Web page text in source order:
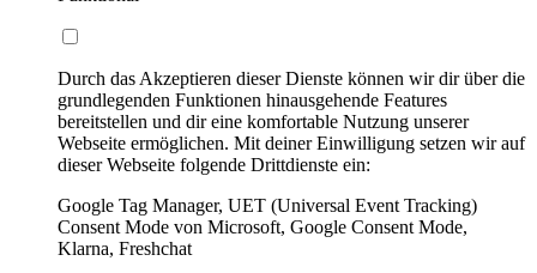
Durch das Akzeptieren dieser Dienste können wir dir über die
grundlegenden Funktionen hinausgehende Features
bereitstellen und dir eine komfortable Nutzung unserer
Webseite ermöglichen. Mit deiner Einwilligung setzen wir auf
dieser Webseite folgende Drittdienste ein:
Google Tag Manager, UET (Universal Event Tracking)
Consent Mode von Microsoft, Google Consent Mode,
Klarna, Freshchat